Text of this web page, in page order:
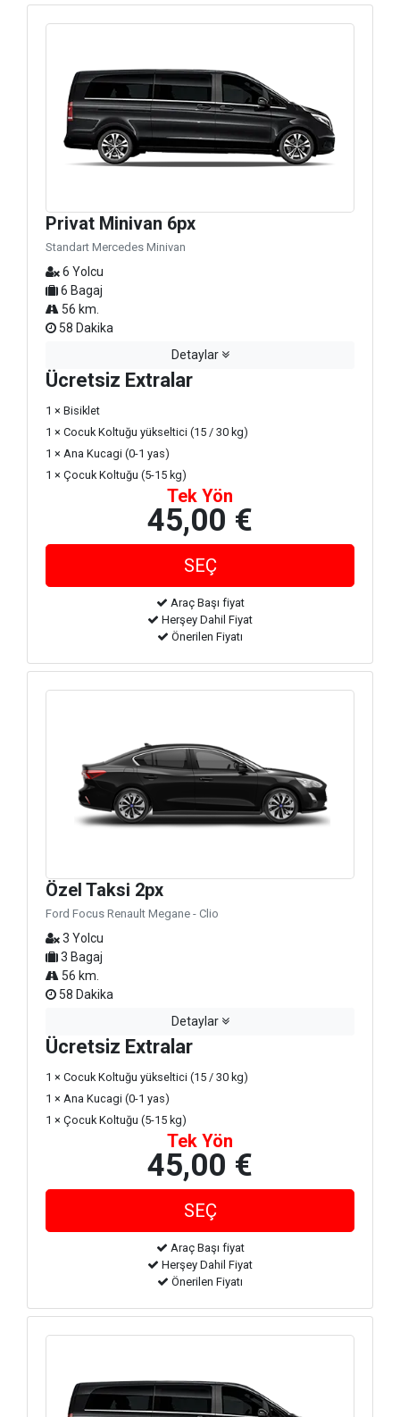
Privat Minivan 6px
Standart Mercedes Minivan
6 Yolcu
6 Bagaj
56 km.
58 Dakika
Detaylar
Ücretsiz Extralar
1 × Bisiklet
1 × Cocuk Koltuğu yükseltici (15 / 30 kg)
1 × Ana Kucagi (0-1 yas)
1 × Çocuk Koltuğu (5-15 kg)
Tek Yön
45,00 €
Araç Başı fiyat
Herşey Dahil Fiyat
Önerilen Fiyatı
Özel Taksi 2px
Ford Focus Renault Megane - Clio
3 Yolcu
3 Bagaj
56 km.
58 Dakika
Detaylar
Ücretsiz Extralar
1 × Cocuk Koltuğu yükseltici (15 / 30 kg)
1 × Ana Kucagi (0-1 yas)
1 × Çocuk Koltuğu (5-15 kg)
Tek Yön
45,00 €
Araç Başı fiyat
Herşey Dahil Fiyat
Önerilen Fiyatı